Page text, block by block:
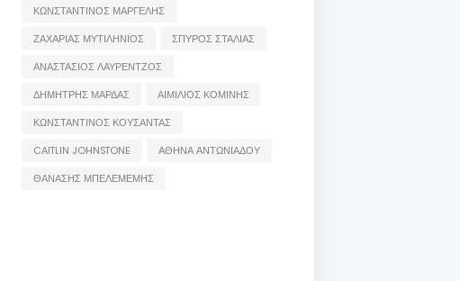
ΚΩΝΣΤΑΝΤΙΝΟΣ ΜΑΡΓΕΛΗΣ
ΖΑΧΑΡΙΑΣ ΜΥΤΙΛΗΝΙΟΣ
ΣΠΥΡΟΣ ΣΤΑΛΙΑΣ
ΑΝΑΣΤΑΣΙΟΣ ΛΑΥΡΕΝΤΖΟΣ
ΔΗΜΗΤΡΗΣ ΜΑΡΔΑΣ
ΑΙΜΙΛΙΟΣ ΚΟΜΙΝΗΣ
ΚΩΝΣΤΑΝΤΙΝΟΣ ΚΟΥΣΑΝΤΑΣ
CAITLIN JOHNSTONE
ΑΘΗΝΑ ΑΝΤΩΝΙΑΔΟΥ
ΘΑΝΑΣΗΣ ΜΠΕΛΕΜΕΜΗΣ